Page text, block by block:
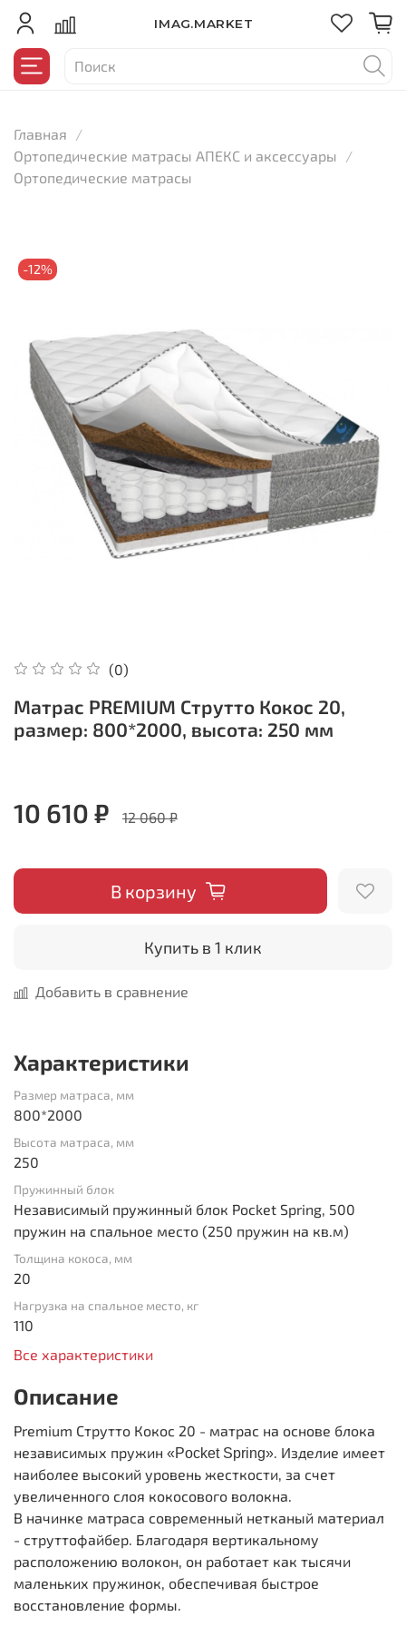
IMAG.MARKET
Главная
Ортопедические матрасы АПЕКС и аксессуары
Ортопедические матрасы
-12%
(0)
Матрас PREMIUM Струтто Кокос 20,
размер: 800*2000, высота: 250 мм
10 610 ₽ 12 060 ₽
В корзину
Купить в 1 клик
Добавить в сравнение
Характеристики
Размер матраса, мм
800*2000
Высота матраса, мм
250
Пружинный блок
Независимый пружинный блок Pocket Spring, 500
пружин на спальное место (250 пружин на кв.м)
Толщина кокоса, мм
20
Нагрузка на спальное место, кг
110
Все характеристики
Описание
Premium Струтто Кокос 20 - матрас на основе блока
независимых пружин «Pocket Spring» . Изделие имеет
наиболее высокий уровень жесткости, за счет
увеличенного слоя кокосового волокна.
В начинке матраса современный нетканый материал
- струттофайбер. Благодаря вертикальному
расположению волокон, он работает как тысячи
маленьких пружинок, обеспечивая быстрое
восстановление формы.